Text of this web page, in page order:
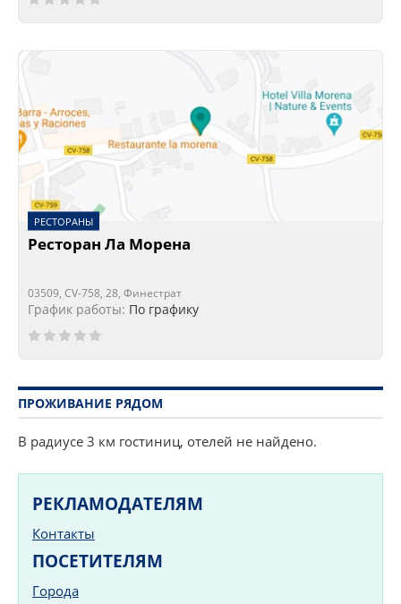
РЕСТОРАНЫ
Ресторан Ла Морена
03509, CV-758, 28, Финестрат
График работы: По графику
ПРОЖИВАНИЕ РЯДОМ
В радиусе 3 км гостиниц, отелей не найдено.
РЕКЛАМОДАТЕЛЯМ
Контакты
ПОСЕТИТЕЛЯМ
Города